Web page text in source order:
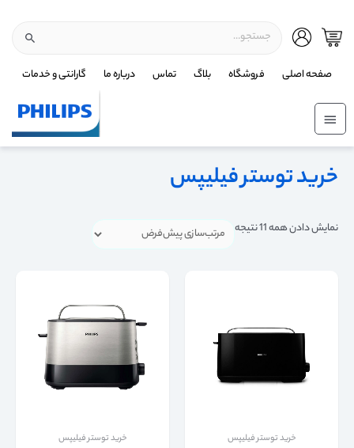
صفحه اصلی فروشگاه بلاگ تماس درباره ما گارانتی و خدمات
خرید توستر فیلیپس
نمایش دادن همه 11 نتیجه
خرید توستر فیلیپس خرید توستر فیلیپس